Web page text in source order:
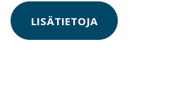
LISÄTIETOJA